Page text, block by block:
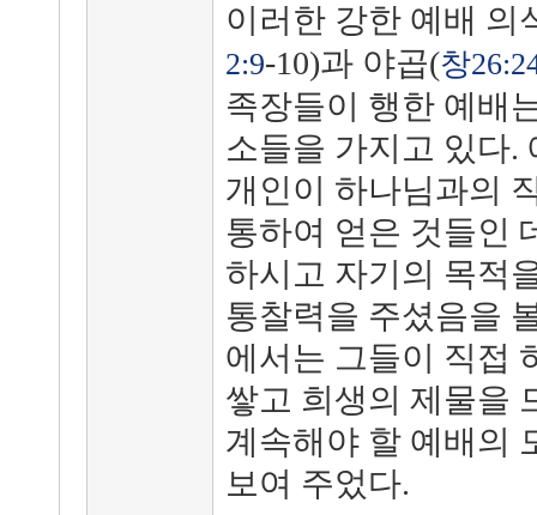
이러한 강한 예배 의
2:9-10)과 야곱(창
족장들이 행한 예배
소들을 가지고 있다.
개인이 하나님과의
통하여 얻은 것들인
하시고 자기의 목적
통찰력을 주셨음을
에서는 그들이 직접
쌓고 희생의 제물을
계속해야 할 예배의
보여 주었다.